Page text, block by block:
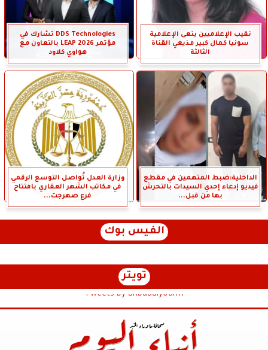
نقيب الإعلاميين ينعى الإعلامية
سونيا كمال كبير مذيعي القناة
الثالثة
DDS Technologies تشارك في
مؤتمر LEAP 2026 بالتعاون مع
هواوي كلاود
الداخلية:ضبط المتهمين في مقطع
فيديو إدعاء إحدي السيدات بالتحرش
بها من قبل...
وزارة العدل تُواصل التوسع الرقمي
في مكاتب الشهر العقاري بافتتاح
فرع صهرجت...
الفيس بوك
تويتر
Tweets by anbaaalyoum1